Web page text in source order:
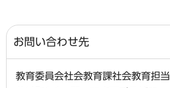
お問い合わせ先
教育委員会社会教育課社会教育担当